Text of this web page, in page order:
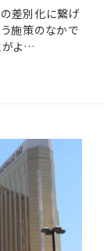
の差別化に繋げ
施策のなかで
がよ…